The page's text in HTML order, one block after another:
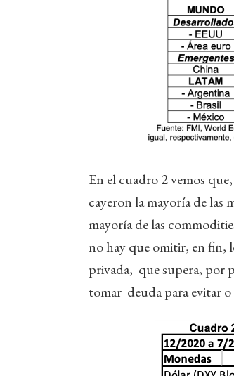
En el cuadro 2 vemos
cayeron la mayoría de las
mayoría de las
no hay que omitir, en fin,
privada, que supera, por
tomar deuda para evitar o